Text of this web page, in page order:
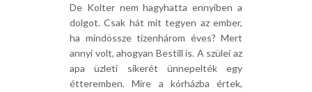
De Kolter nem hagyhatta ennyiben a
dolgot. Csak hát mit tegyen az ember,
ha mindössze tizenhárom éves? Mert
annyi volt, ahogyan Bestill is. A szülei az
apa üzleti sikerét ünnepelték egy
étteremben. Mire a kórházba értek,